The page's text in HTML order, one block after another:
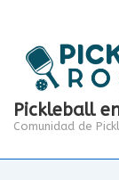
contenido
principal
Pickleball
Comunidad de